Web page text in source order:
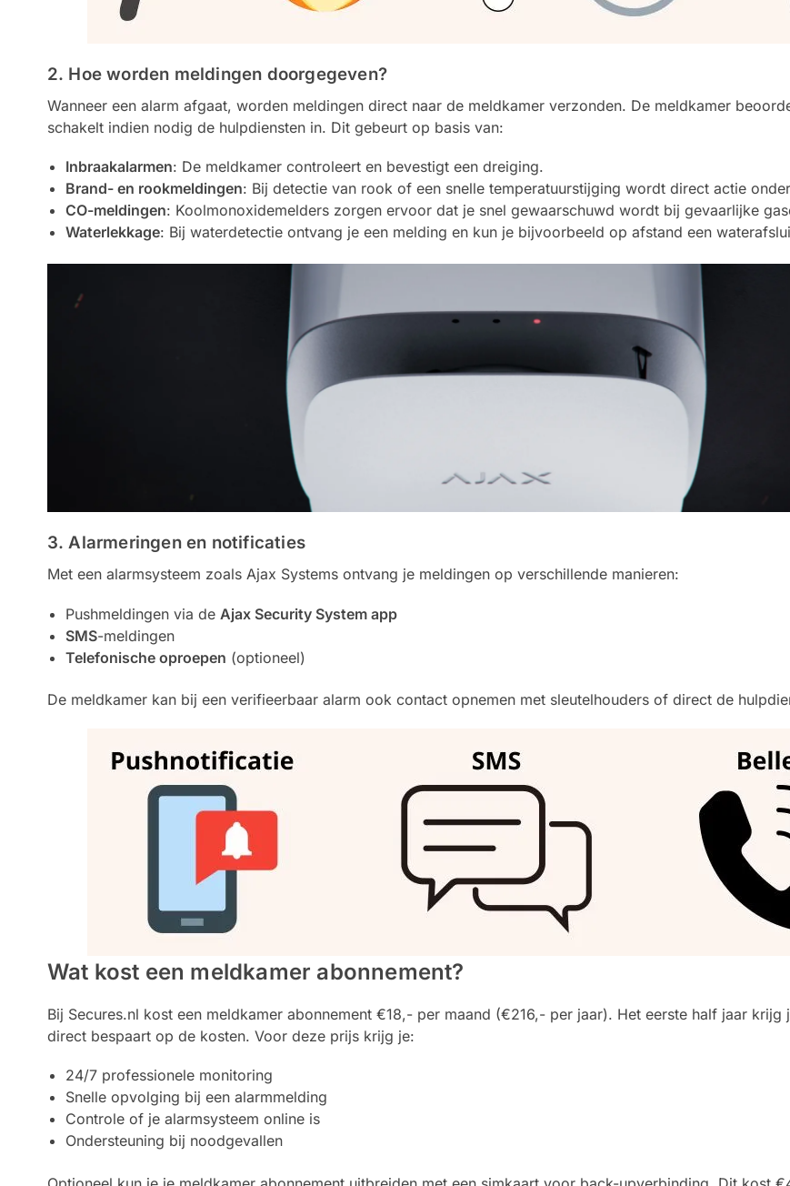
2. Hoe worden meldingen doorgegeven?
Wanneer een alarm afgaat, worden meldingen direct naar de meldkamer verzonden. De meldkamer
schakelt indien nodig de hulpdiensten in. Dit gebeurt op basis van:
Inbraakalarmen: De meldkamer controleert en bevestigt een dreiging.
Brand- en rookmeldingen: Bij detectie van rook of een snelle temperatuurstijging wordt direct actie
CO-meldingen: Koolmonoxidemelders zorgen ervoor dat je snel gewaarschuwd wordt bij gevaarlijke
Waterlekkage: Bij waterdetectie ontvang je een melding en kun je bijvoorbeeld op afstand een
Bekijk hier de Ajax rook-
en CO-melders
En voel je altijd veilig in je eigen huis.
3. Alarmeringen en notificaties
Met een alarmsysteem zoals Ajax Systems ontvang je meldingen op verschillende manieren:
Pushmeldingen via de Ajax Security System app
SMS-meldingen
Telefonische oproepen (optioneel)
De meldkamer kan bij een verifieerbaar alarm ook contact opnemen met sleutelhouders of direct de
Wat kost een meldkamer abonnement?
Bij Secures.nl kost een meldkamer abonnement €18,- per maand (€216,- per jaar). Het eerste half jaar
direct bespaart op de kosten. Voor deze prijs krijg je:
24/7 professionele monitoring
Snelle opvolging bij een alarmmelding
Controle of je alarmsysteem online is
Ondersteuning bij noodgevallen